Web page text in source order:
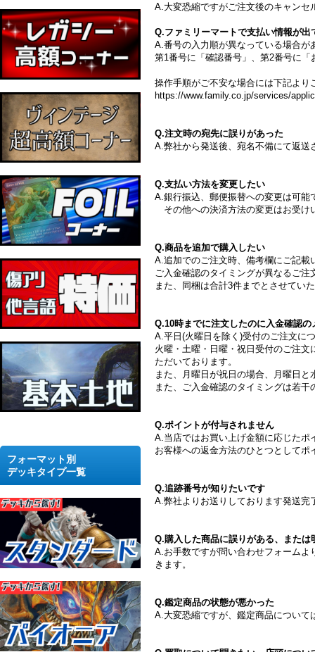
フォーマット別
デッキタイプ一覧
A.大変恐縮ですがご注文後のキャンセ
Q.ファミリーマートで支払い情報が出
A.番号の入力順が異なっている場合が
第1番号に「確認番号」、第2番号に
操作手順がご不安な場合には下記よ
https://www.family.co.jp/services/
Q.注文時の宛先に誤りがあった
A.弊社から発送後、宛名不備にて返
Q.支払い方法を変更したい
A.銀行振込、郵便振替への変更は可
その他への決済方法の変更はお受け
Q.商品を追加で購入したい
A.追加でのご注文時、備考欄にご記
ご入金確認のタイミングが異なるご
また、同梱は合計3件までとさせてい
Q.10時までに注文したのに入金確認の
A.平日(火曜日を除く)受付のご注文に
火曜・土曜・日曜・祝日受付のご注
ただいております。
また、月曜日が祝日の場合、月曜日
また、ご入金確認のタイミングは若
Q.ポイントが付与されません
A.当店ではお買い上げ金額に応じた
お客様への返金方法のひとつとして
Q.追跡番号が知りたいです
A.弊社よりお送りしております発送
Q.購入した商品に誤りがある、または
A.お手数ですが問い合わせフォーム
きます。
Q.鑑定商品の状態が悪かった
A.大変恐縮ですが、鑑定商品につい